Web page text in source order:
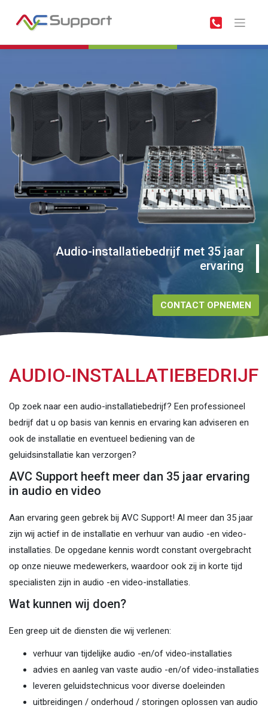
naar
Audio-installatiebedrijf met 35 jaar
ervaring
CONTACT OPNEMEN
AUDIO-INSTALLATIEBEDRIJF
Op zoek naar een audio-installatiebedrijf? Een professioneel
bedrijf dat u op basis van kennis en ervaring kan adviseren en
ook de installatie en eventueel bediening van de
geluidsinstallatie kan verzorgen?
AVC Support heeft meer dan 35 jaar ervaring
in audio en video
Aan ervaring geen gebrek bij AVC Support! Al meer dan 35 jaar
zijn wij actief in de installatie en verhuur van audio -en video-
installaties. De opgedane kennis wordt constant overgebracht
op onze nieuwe medewerkers, waardoor ook zij in korte tijd
specialisten zijn in audio -en video-installaties.
Wat kunnen wij doen?
Een greep uit de diensten die wij verlenen:
verhuur van tijdelijke audio -en/of video-installaties
advies en aanleg van vaste audio -en/of video-installaties
leveren geluidstechnicus voor diverse doeleinden
uitbreidingen / onderhoud / storingen oplossen van audio